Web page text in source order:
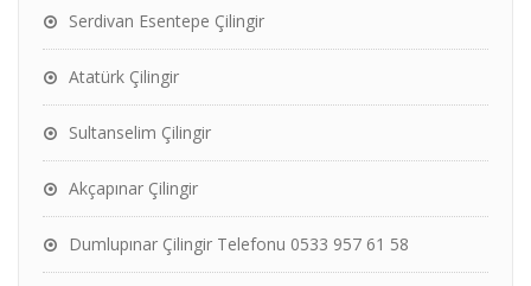
Serdivan Esentepe Çilingir
Atatürk Çilingir
Sultanselim Çilingir
Akçapınar Çilingir
Dumlupınar Çilingir Telefonu 0533 957 61 58